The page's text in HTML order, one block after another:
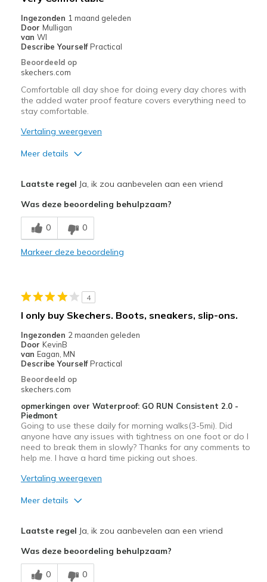
Ingezonden 1 maand geleden
Door Mulligan
van WI
Describe Yourself Practical
Beoordeeld op
skechers.com
Comfortable all day shoe for doing every day chores with
the added water proof feature covers everything need to
stay comfortable.
Vertaling weergeven
Meer details
Durable
Beste toepassingen
Every day shoe
Sizing
Feels true to size
View On Shoes
Shoes are for Wearing
Laatste regel Ja, ik zou aanbevelen aan een vriend
Was deze beoordeling behulpzaam?
0 0
Markeer deze beoordeling
4
I only buy Skechers. Boots, sneakers, slip-ons.
Ingezonden 2 maanden geleden
Door KevinB
van Eagan, MN
Describe Yourself Practical
Beoordeeld op
skechers.com
opmerkingen over Waterproof: GO RUN Consistent 2.0 -
Piedmont
Going to use these daily for morning walks(3-5mi). Did
anyone have any issues with tightness on one foot or do I
need to break them in slowly? Thanks for any comments to
help me. I have a hard time picking out shoes.
Vertaling weergeven
Meer details
Comfortable
Laatste regel Ja, ik zou aanbevelen aan een vriend
Was deze beoordeling behulpzaam?
0 0